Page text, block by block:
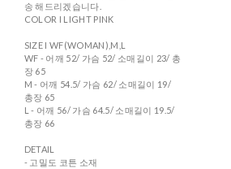
송 해드리겠습니다.
COLOR I LIGHT PINK
SIZE I WF(WOMAN),M,L
WF - 어깨 52/ 가슴 52/ 소매길이 23/ 총
장 65
M - 어깨 54.5/ 가슴 62/ 소매길이 19/
총장 65
L - 어깨 56/ 가슴 64.5/ 소매길이 19.5/
총장 66
DETAIL
- 고밀도 코튼 소재